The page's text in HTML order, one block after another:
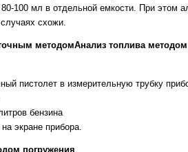
100 мл в отдельной емкости. При этом
схожи.
методомАнализ топлива методом
пистолет в измерительную трубку
бензина
экране прибора.
погружения